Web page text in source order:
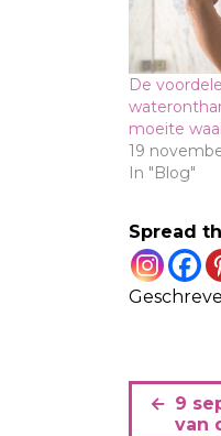
De
moeite
19
In "Blog"
Spread
9
van